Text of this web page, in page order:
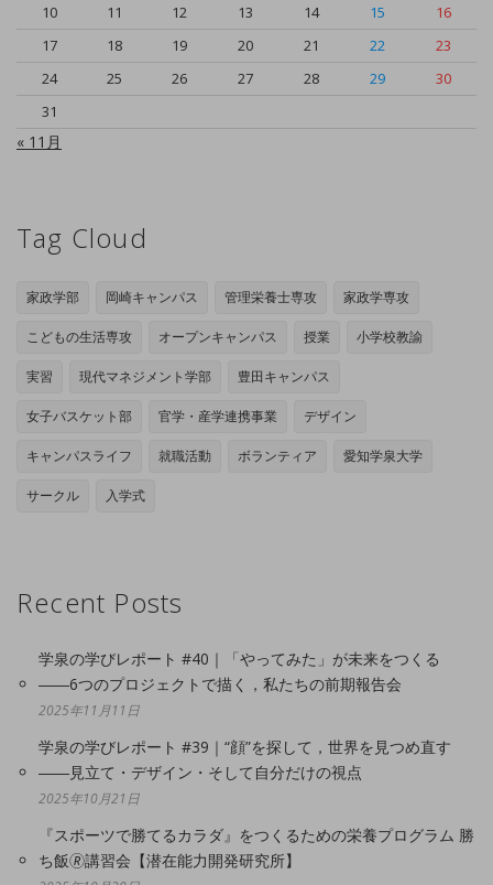
10
11 12 13 14 15
16
17
18 19 20 21 22
23
24
25 26 27 28 29
30
31
« 11月
Tag Cloud
家政学部 岡崎キャンパス 管理栄養士専攻 家政学専攻
こどもの生活専攻 オープンキャンパス 授業 小学校教諭
実習 現代マネジメント学部 豊田キャンパス
女子バスケット部 官学・産学連携事業 デザイン
キャンパスライフ 就職活動 ボランティア 愛知学泉大学
サークル 入学式
Recent Posts
学泉の学びレポート #40｜「やってみた」が未来をつくる
――6つのプロジェクトで描く，私たちの前期報告会
2025年11月11日
学泉の学びレポート #39｜“顔”を探して，世界を見つめ直す
――見立て・デザイン・そして自分だけの視点
2025年10月21日
『スポーツで勝てるカラダ』をつくるための栄養プログラム 勝
ち飯🄬講習会【潜在能力開発研究所】